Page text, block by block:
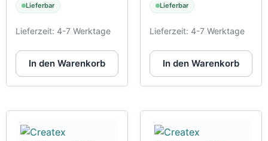
Lieferbar
Lieferzeit: 4-7 Werktage
In den Warenkorb
Lieferbar
Lieferzeit: 4-7 Werktage
In den Warenkorb